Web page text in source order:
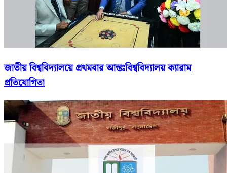
জাতীয় বিশ্ববিদ্যালয়ে প্রথমবার আন্তঃবিশ্ববিদ্যালয় ক্যারাম
প্রতিযোগিতা